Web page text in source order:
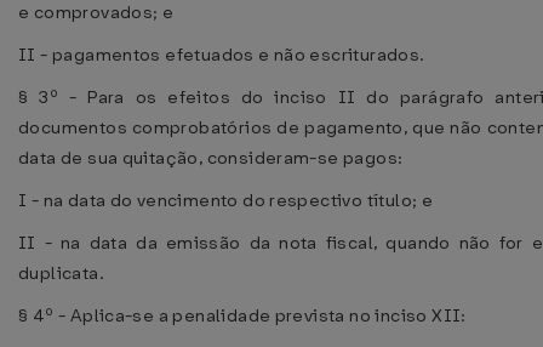
e comprovados; e
II - pagamentos efetuados e não escriturados.
§ 3º - Para os efeitos do inciso II do parágrafo
documentos comprobatórios de pagamento, que não
data de sua quitação, consideram-se pagos:
I - na data do vencimento do respectivo título; e
II - na data da emissão da nota fiscal, quando não for
duplicata.
§ 4º - Aplica-se a penalidade prevista no inciso XII: